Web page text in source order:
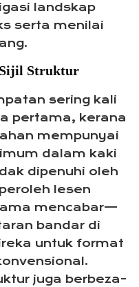
landskap
serta menilai
Sijil Struktur
sering kali
pertama, kerana
mempunyai
dalam kaki
dipenuhi oleh
lesen
mencabar—
bandar di
untuk format
juga berbeza-